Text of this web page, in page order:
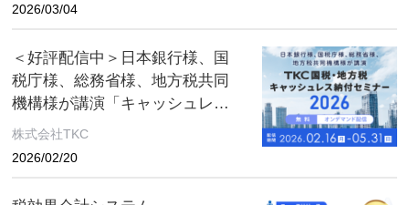
2026/03/04
＜好評配信中＞日本銀行様、国
税庁様、総務省様、地方税共同
機構様が講演「キャッシュレス
で納税を」—キャッシュレス納
付の最前線—【5/3１まで】
レス納付セミナー2026」のご案
株式会社TKC
2026/02/20